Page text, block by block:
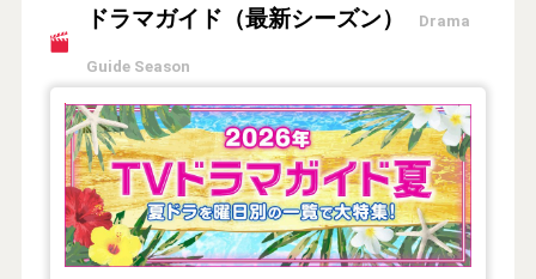
ドラマガイド（最新シーズン） Drama
Guide Season
【2026年夏】TVドラマガイド